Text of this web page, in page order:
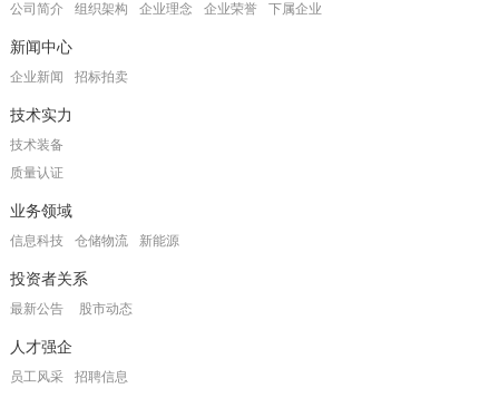
公司简介 组织架构 企业理念 企业荣誉 下属企业
新闻中心
企业新闻 招标拍卖
技术实力
技术装备
质量认证
业务领域
信息科技 仓储物流 新能源
投资者关系
最新公告 股市动态
人才强企
员工风采 招聘信息